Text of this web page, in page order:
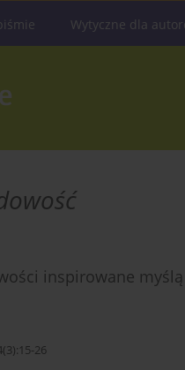
Wytyczne dla
inspirowane
26